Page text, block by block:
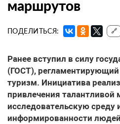
маршрутов
ПОДЕЛИТЬСЯ: 🔗
Ранее вступил в силу
(ГОСТ),
туризм. Инициатива
привлечения
исследовательскую
информированности